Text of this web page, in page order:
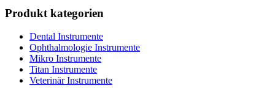
Produkt kategorien
Dental Instrumente
Ophthalmologie Instrumente
Mikro Instrumente
Titan Instrumente
Veterinär Instrumente